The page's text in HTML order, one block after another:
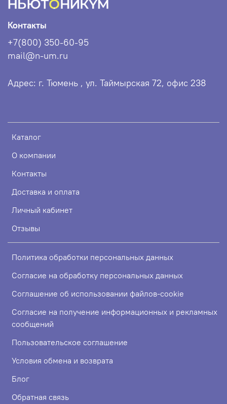
Каталог
О компании
Контакты
Доставка и оплата
Личный кабинет
Отзывы
Политика обработки персональных данных
Согласие на обработку персональных данных
Соглашение об использовании файлов-cookie
Согласие на получение информационных и рекламных
сообщений
Пользовательское соглашение
Условия обмена и возврата
Блог
Обратная связь
Контакты
+7(800) 350-60-95
mail@n-um.ru
Адрес: г. Тюмень , ул. Таймырская 72, офис 238